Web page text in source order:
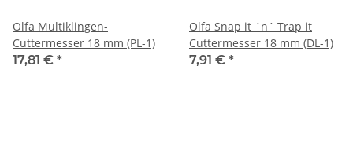
Olfa Multiklingen-
Cuttermesser 18 mm (PL-1)
17,81 € *
Olfa Snap it ´n´ Trap it
Cuttermesser 18 mm (DL-1)
7,91 € *